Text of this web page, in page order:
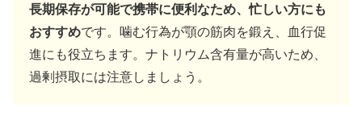
長期保存が可能で携帯に便利なため、忙しい方にも
おすすめです。噛む行為が顎の筋肉を鍛え、血行促
進にも役立ちます。ナトリウム含有量が高いため、
過剰摂取には注意しましょう。